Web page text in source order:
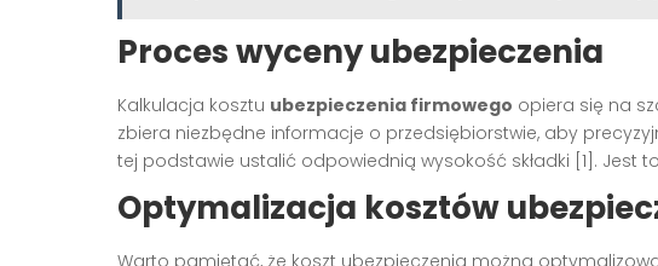
Proces wyceny ubezpieczenia
Kalkulacja kosztu ubezpieczenia firmowego opiera się na
zbiera niezbędne informacje o przedsiębiorstwie, aby
tej podstawie ustalić odpowiednią wysokość składki [1]. Jest
Optymalizacja kosztów